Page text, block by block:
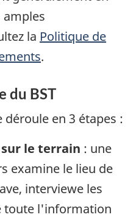
amples
la Politique de
.
du BST
déroule en 3 étapes :
le terrain : une
examine le lieu de
interviewe les
toute l'information